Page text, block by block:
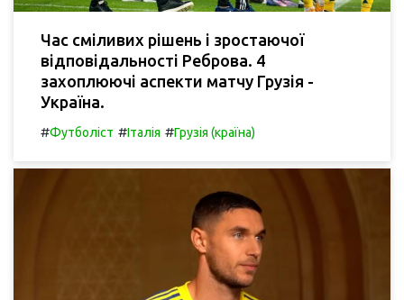
Час сміливих рішень і зростаючої
відповідальності Реброва. 4
захоплюючі аспекти матчу Грузія -
Україна.
#Футболіст #Італія #Грузія (країна)